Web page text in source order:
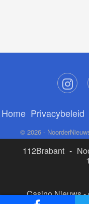
Home Privacybeleid
© 2026 -
112Brabant -
Casino Nieuws-